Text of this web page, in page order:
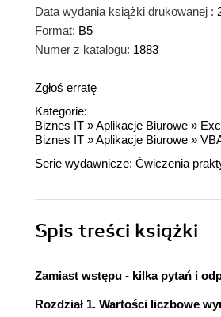
Data wydania książki drukowanej :
Format: B5
Numer z katalogu: 1883
Zgłoś erratę
Kategorie:
Biznes IT »Aplikacje Biurowe »
Biznes IT »Aplikacje Biurowe »
Serie wydawnicze: Ćwiczenia
Spis treści książki
Zamiast wstępu - kilka pytań i
Rozdział 1. Wartości liczbowe